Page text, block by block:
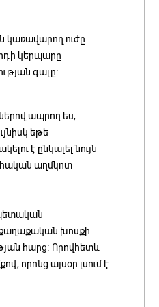
կառավարող ուժը
կերպարը
գալը։
ապրող ես,
եթե
է ընկալել նույն
աղմկոտ
քաղաքական խոսքի
հարց։ Որովհետև
որոնց այսօր լսում է